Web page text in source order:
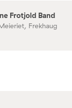
Frotjold Band
Frekhaug